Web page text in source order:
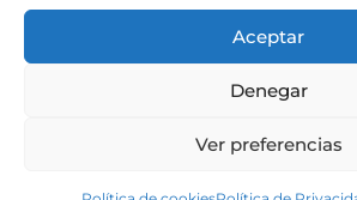
Aceptar
Denegar
Ver preferencias